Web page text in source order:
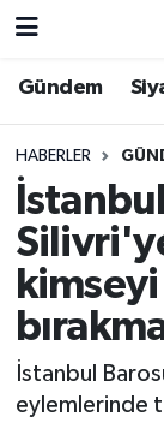
Gündem
HABERLER
İstanbul
eylemlerinde
Gündem
Siyaset
Yerel
Ekonomi
Spor
Yaşam
Nöbetçi
Hava
Trafik
Süper Lig
Tüm
Son